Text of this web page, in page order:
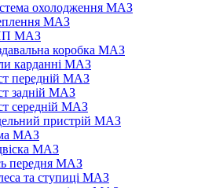
охолодження МАЗ
МАЗ
МАЗ
коробка МАЗ
карданні МАЗ
передній МАЗ
задній МАЗ
середній МАЗ
пристрій МАЗ
МАЗ
МАЗ
передня МАЗ
та ступиці МАЗ